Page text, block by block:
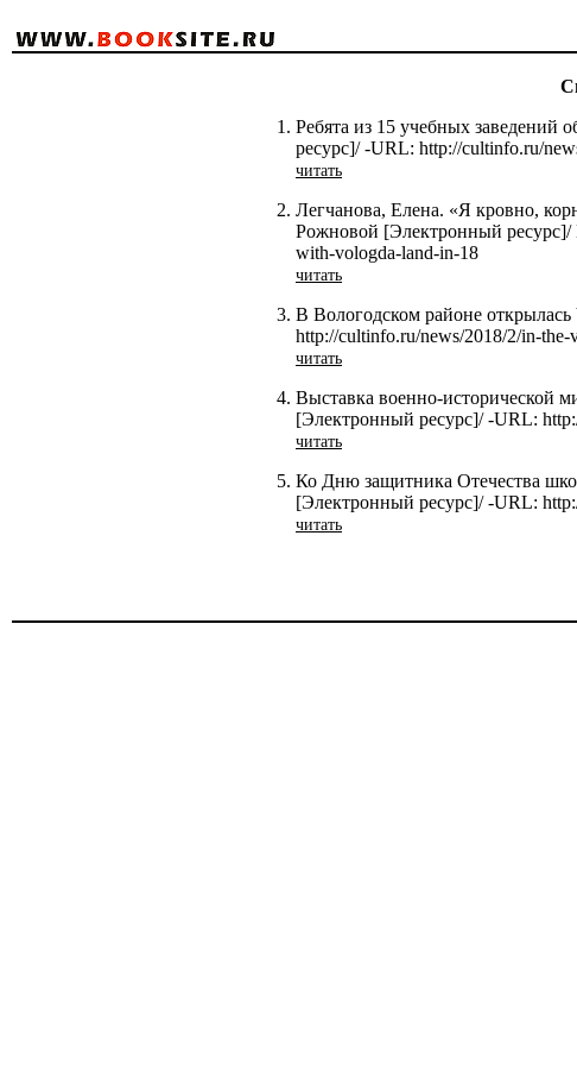
Ребята из 15 учебных заведений
ресурс]/ -URL: http://cultinfo.ru/
читать
Легчанова, Елена. «Я кровно,
Рожновой [Электронный ресурс]/
with-vologda-land-in-18
читать
В Вологодском районе
http://cultinfo.ru/news/2018/2/in-
читать
Выставка военно-исторической
[Электронный ресурс]/ -URL:
читать
Ко Дню защитника Отечества
[Электронный ресурс]/ -URL:
читать